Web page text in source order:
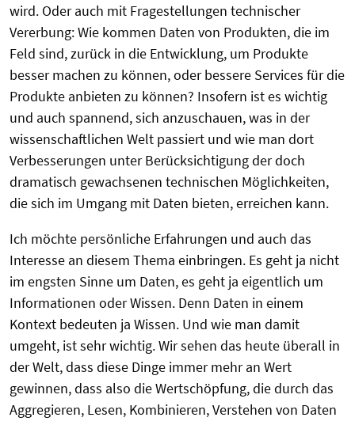
wird. Oder auch mit Fragestellungen technischer
Vererbung: Wie kommen Daten von Produkten, die im
Feld sind, zurück in die Entwicklung, um Produkte
besser machen zu können, oder bessere Services für die
Produkte anbieten zu können? Insofern ist es wichtig
und auch spannend, sich anzuschauen, was in der
wissenschaftlichen Welt passiert und wie man dort
Verbesserungen unter Berücksichtigung der doch
dramatisch gewachsenen technischen Möglichkeiten,
die sich im Umgang mit Daten bieten, erreichen kann.
Ich möchte persönliche Erfahrungen und auch das
Interesse an diesem Thema einbringen. Es geht ja nicht
im engsten Sinne um Daten, es geht ja eigentlich um
Informationen oder Wissen. Denn Daten in einem
Kontext bedeuten ja Wissen. Und wie man damit
umgeht, ist sehr wichtig. Wir sehen das heute überall in
der Welt, dass diese Dinge immer mehr an Wert
gewinnen, dass also die Wertschöpfung, die durch das
Aggregieren, Lesen, Kombinieren, Verstehen von Daten